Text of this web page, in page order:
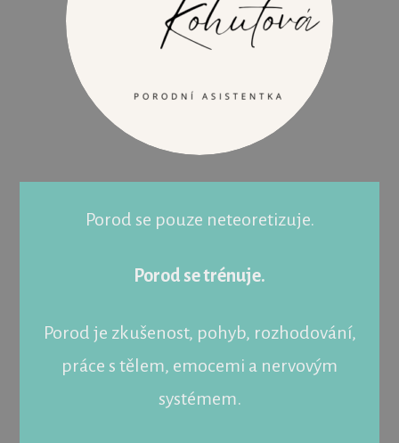
Porod se pouze neteoretizuje.
Porod se trénuje.
Porod je zkušenost, pohyb, rozhodování,
práce s tělem, emocemi a nervovým
systémem.